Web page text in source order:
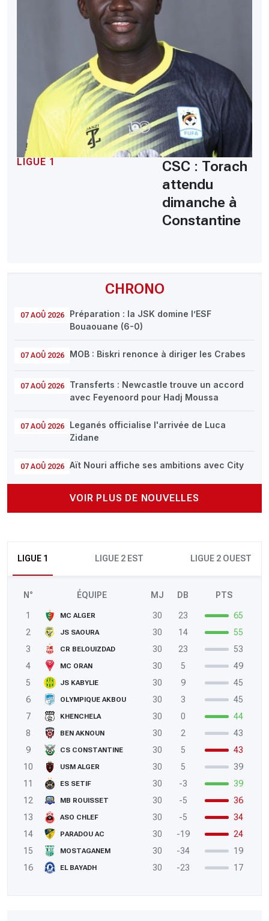
CHRONO
07 AOÛ 2026
Préparation : la JSK domine l’ESF
Bouaouane (6-0)
07 AOÛ 2026 MOB : Biskri renonce à diriger les Crabes
07 AOÛ 2026
Transferts : Newcastle trouve un accord
avec Feyenoord pour Hadj Moussa
07 AOÛ 2026
Leganés officialise l'arrivée de Luca
Zidane
07 AOÛ 2026 Aït Nouri affiche ses ambitions avec City
VOIR PLUS DE NOUVELLES
LIGUE 1 LIGUE 2 EST LIGUE 2 OUEST
N° ÉQUIPE MJ DB PTS
1 MC ALGER 30 23
65
2
JS SAOURA 30 14
55
3
CR BELOUIZDAD 30 23
53
4
MC ORAN 30 5
49
5
JS KABYLIE 30 9
45
6
OLYMPIQUE AKBOU 30 3
45
7
KHENCHELA 30 0
44
8
BEN AKNOUN 30 2
43
9
CS CONSTANTINE 30 5
43
10
USM ALGER 30 5
39
11
ES SETIF 30 -3
39
12
MB ROUISSET 30 -5
36
13
ASO CHLEF 30 -5
34
14
PARADOU AC 30 -19
24
15
MOSTAGANEM 30 -34
19
16
EL BAYADH 30 -23 17
LIGUE 1
CSC : Torach
attendu
dimanche à
Constantine